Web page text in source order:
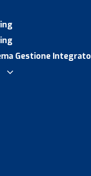
Gestione Integrato